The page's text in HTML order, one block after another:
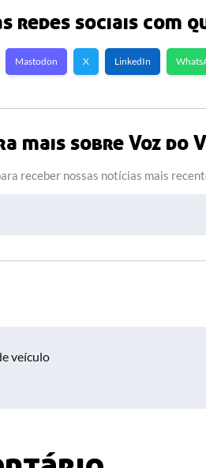
redes sociais com
Mastodon X LinkedIn
mais sobre Voz do
receber nossas notícias mais
veículo